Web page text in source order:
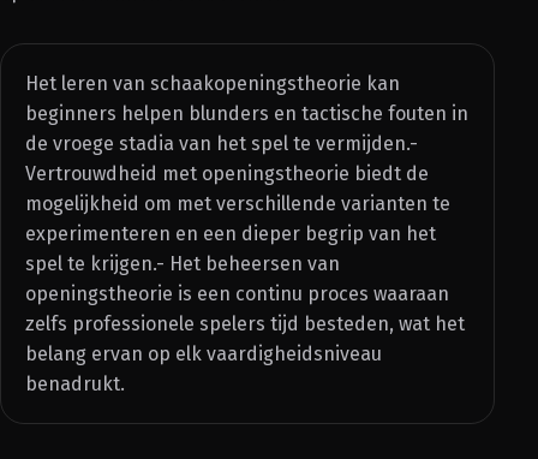
Het leren van schaakopeningstheorie kan
beginners helpen blunders en tactische fouten in
de vroege stadia van het spel te vermijden.-
Vertrouwdheid met openingstheorie biedt de
mogelijkheid om met verschillende varianten te
experimenteren en een dieper begrip van het
spel te krijgen.- Het beheersen van
openingstheorie is een continu proces waaraan
zelfs professionele spelers tijd besteden, wat het
belang ervan op elk vaardigheidsniveau
benadrukt.